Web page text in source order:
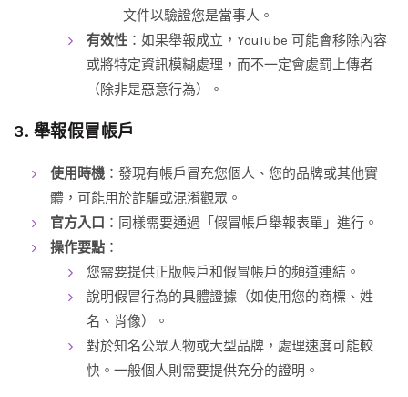
文件以驗證您是當事人。
有效性 ：如果舉報成立，YouTube 可能會移除內容
或將特定資訊模糊處理，而不一定會處罰上傳者
（除非是惡意行為）。
3. 舉報假冒帳戶
使用時機 ：發現有帳戶冒充您個人、您的品牌或其他實
體，可能用於詐騙或混淆觀眾。
官方入口 ：同樣需要通過「假冒帳戶舉報表單」進行。
操作要點 ：
您需要提供正版帳戶和假冒帳戶的頻道連結。
說明假冒行為的具體證據（如使用您的商標、姓
名、肖像）。
對於知名公眾人物或大型品牌，處理速度可能較
快。一般個人則需要提供充分的證明。